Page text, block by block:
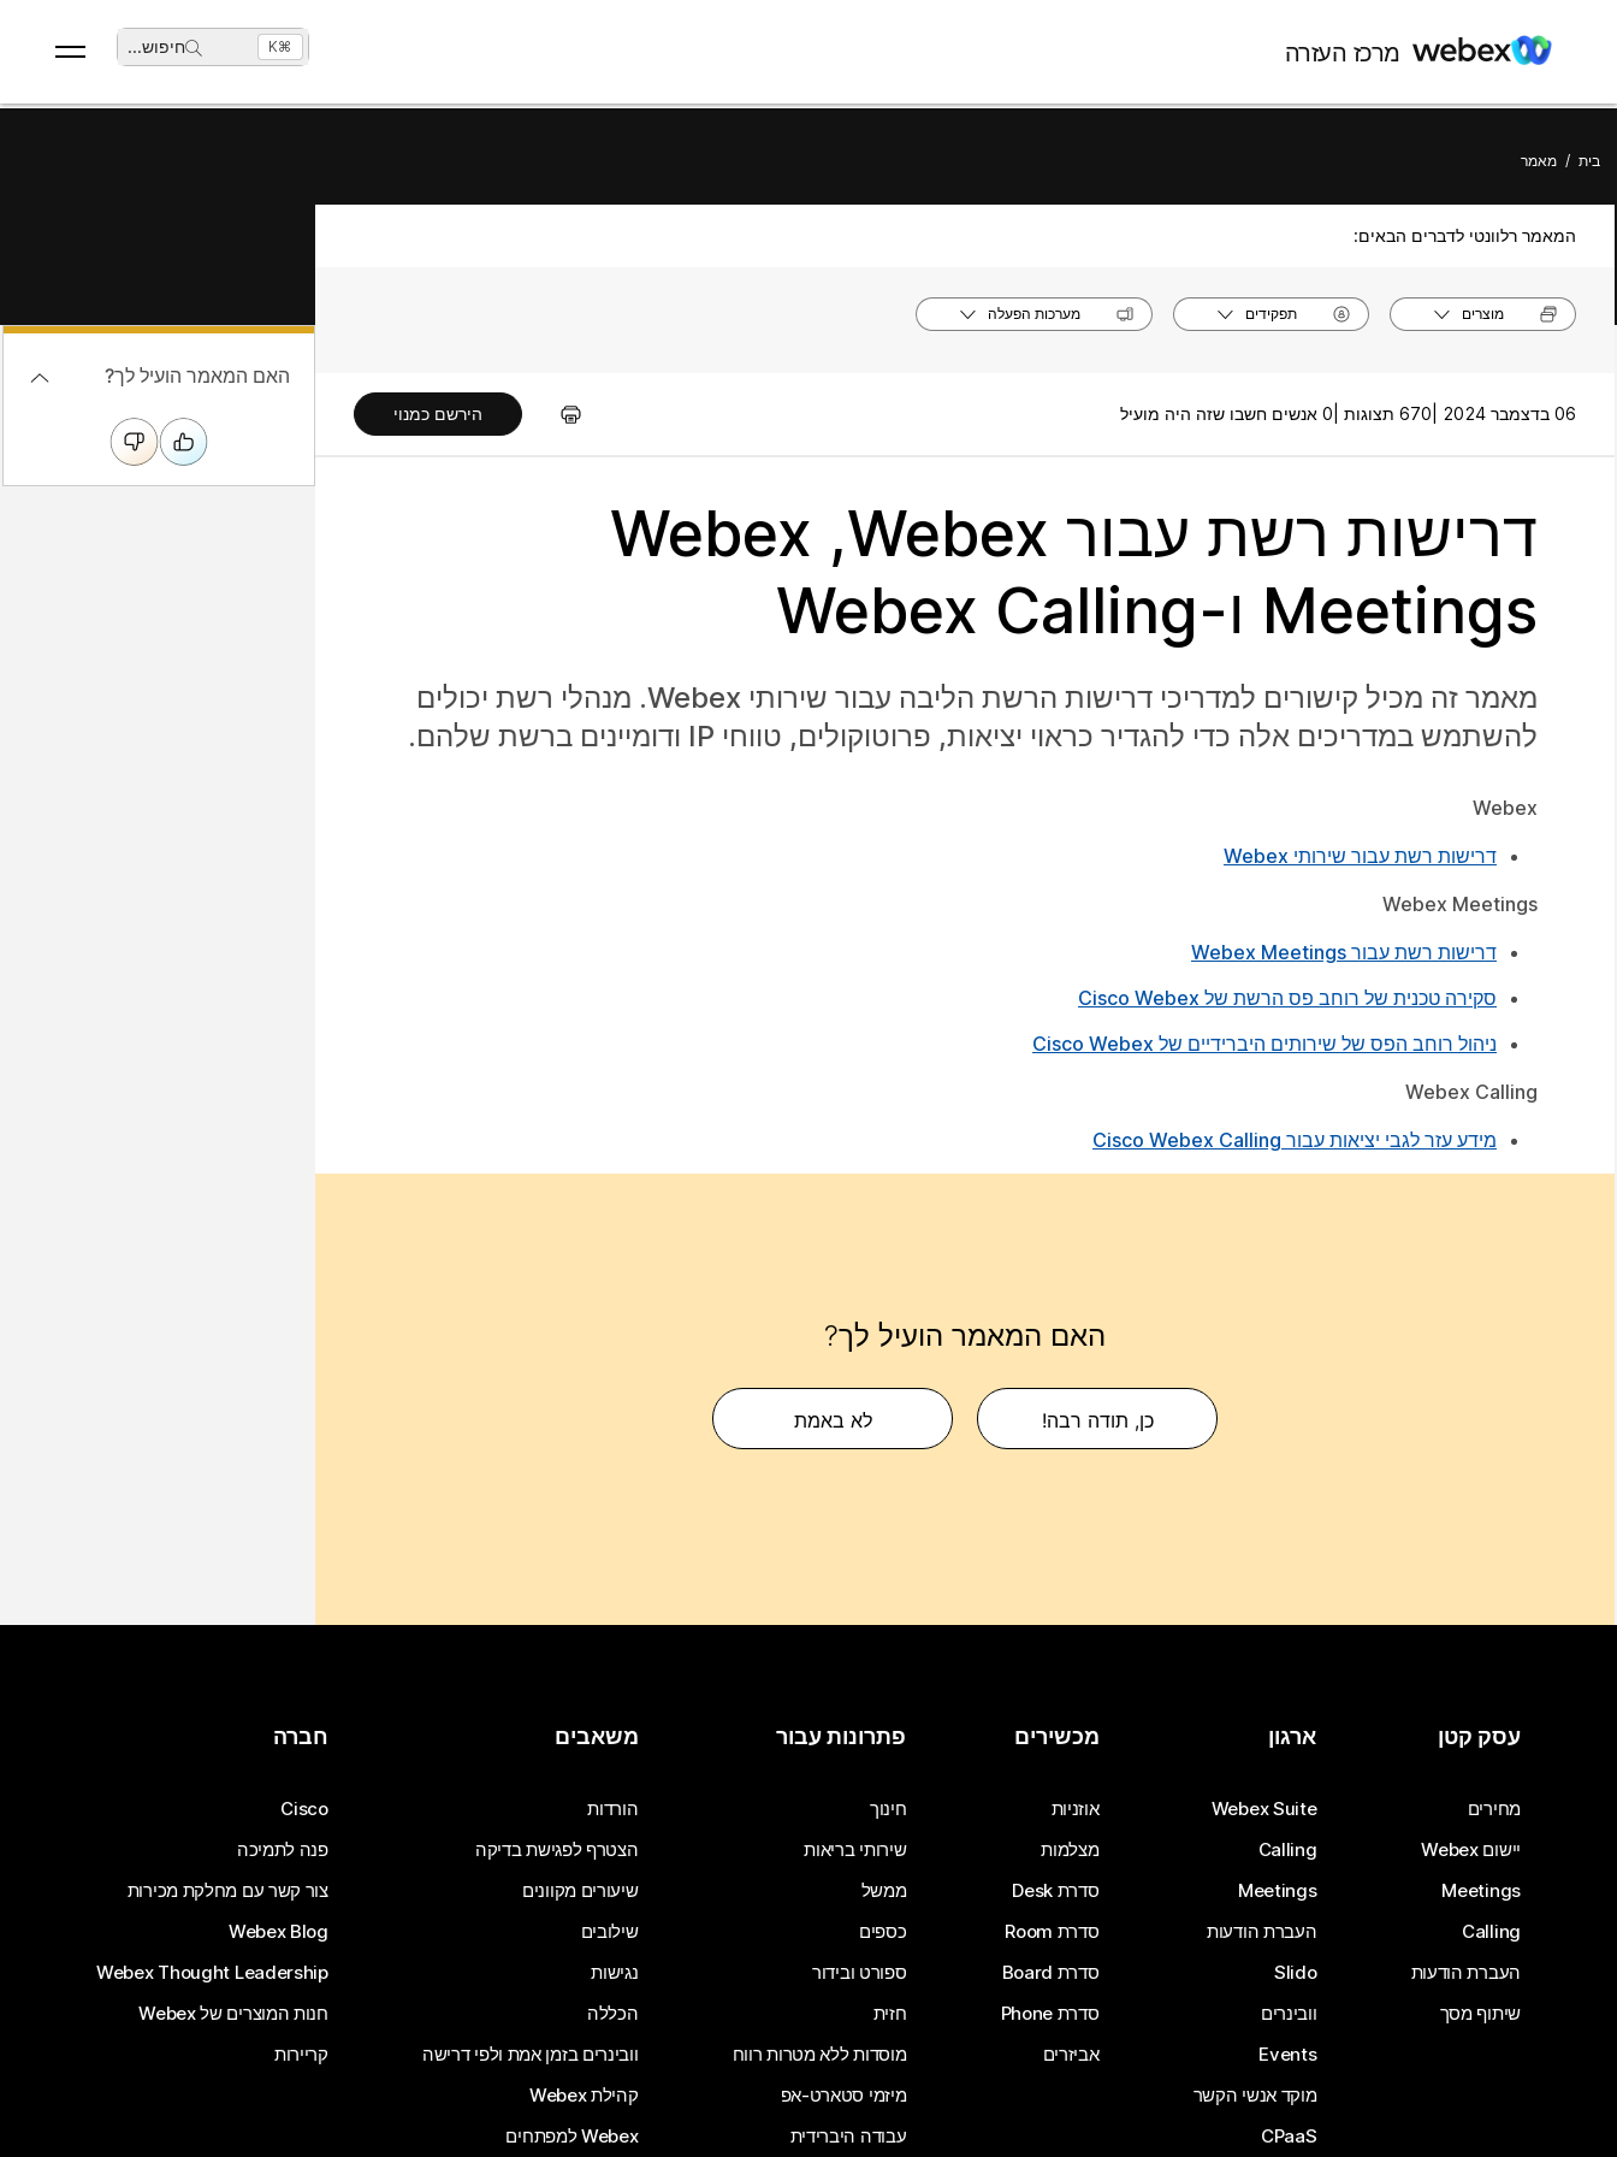
מרכז העזרה חיפוש... ⌘K
בית / מאמר
המאמר רלוונטי לדברים הבאים:
מוצרים תפקידים מערכות הפעלה
06 בדצמבר 2024 | 670 תצוגות | 0 אנשים חשבו שזה היה מועיל הירשם כמנוי
דרישות רשת עבור Webex‏, Webex
Meetings ו-Webex Calling
מאמר זה מכיל קישורים למדריכי דרישות הרשת הליבה עבור שירותי Webex. מנהלי רשת יכולים
להשתמש במדריכים אלה כדי להגדיר כראוי יציאות, פרוטוקולים, טווחי IP ודומיינים ברשת שלהם.
Webex
דרישות רשת עבור שירותי Webex
Webex Meetings
דרישות רשת עבור Webex Meetings
סקירה טכנית של רוחב פס הרשת של Cisco Webex
ניהול רוחב הפס של שירותים היברידיים של Cisco Webex
Webex Calling
מידע עזר לגבי יציאות עבור Cisco Webex Calling
האם המאמר הועיל לך?
כן, תודה רבה! לא באמת
האם המאמר הועיל לך?
עסק קטן
מחירים
יישום Webex
Meetings
Calling
העברת הודעות
שיתוף מסך
ארגון
Webex Suite
Calling
Meetings
העברת הודעות
Slido
וובינרים
Events
מוקד אנשי הקשר
CPaaS
מכשירים
אוזניות
מצלמות
סדרת Desk
סדרת Room
סדרת Board
סדרת Phone
אביזרים
פתרונות עבור
חינוך
שירותי בריאות
ממשל
כספים
ספורט ובידור
חזית
מוסדות ללא מטרות רווח
מיזמי סטארט-אפ
עבודה היברידית
משאבים
הורדות
הצטרף לפגישת בדיקה
שיעורים מקוונים
שילובים
נגישות
הכללה
וובינרים בזמן אמת ולפי דרישה
קהילת Webex
Webex למפתחים
חברה
Cisco
פנה לתמיכה
צור קשר עם מחלקת מכירות
Webex Blog
Webex Thought Leadership
חנות המוצרים של Webex
קריירות